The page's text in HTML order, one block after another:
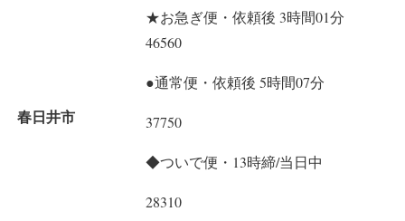
春日井市
★お急ぎ便・依頼後 3時間01分
46560
●通常便・依頼後 5時間07分
37750
◆ついで便・13時締/当日中
28310